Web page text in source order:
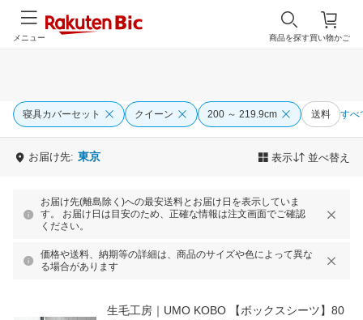
買い物かご
商品を探す
メニュー
寝具カバーセット クイーン 200 ～ 219.9cm 送料 すべ
お届け先: 東京 表示 並べ替え
お届け先(離島除く)への最安送料とお届け日を表示していま
す。 お届け日は目安のため、正確な情報は注文画面でご確認
ください。
価格や送料、納期等の詳細は、商品のサイズや色によって異な
る場合があります
生毛工房｜UMO KOBO 【ボックスシーツ】80